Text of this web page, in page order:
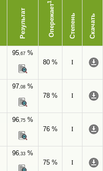
Результат Опережает
1
Степень Скачать
95,67 %
80 %
I
97,08 %
78 %
I
96,75 %
76 %
I
96,33 %
75 %
I